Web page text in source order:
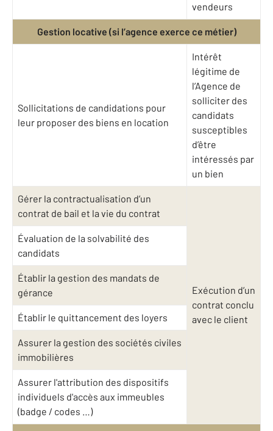
vendeurs
Gestion locative (si l’agence exerce ce métier)
Sollicitations de candidations pour
leur proposer des biens en location
Intérêt
légitime de
l’Agence de
solliciter des
candidats
susceptibles
d’être
intéressés par
un bien
Gérer la contractualisation d’un
contrat de bail et la vie du contrat
Exécution d’un
contrat conclu
avec le client
Évaluation de la solvabilité des
candidats
Établir la gestion des mandats de
gérance
Établir le quittancement des loyers
Assurer la gestion des sociétés civiles
immobilières
Assurer l'attribution des dispositifs
individuels d'accès aux immeubles
(badge / codes …)